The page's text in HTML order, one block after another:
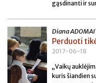
gąsdinanti ir
Diana
Perduoti
2017-06-18
„Vaikų
kuris šiandien